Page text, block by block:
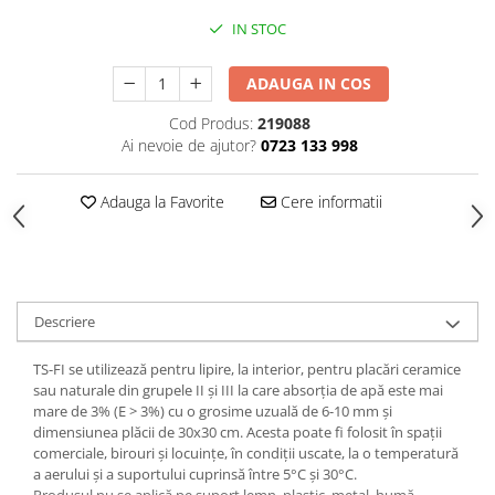
Oțel beton fasonat
Panouri termoizolante
Panouri și plase de gard
Plasă de gard sudată zincată
Plasă de gard împletită zincată
Plasă gard
Plasă împletită
Plasă de armare
Plasă din fibră de sticlă
IN STOC
ADAUGA IN COS
Cod Produs: 219088
Ai nevoie de ajutor? 0723 133 998
Adauga la Favorite Cere informatii
Descriere
TS-FI se utilizează pentru lipire, la interior, pentru placări ceramice
sau naturale din grupele II și III la care absorția de apă este mai
mare de 3% (E > 3%) cu o grosime uzuală de 6-10 mm și
dimensiunea plăcii de 30x30 cm. Acesta poate fi folosit în spații
comerciale, birouri și locuințe, în condiții uscate, la o temperatură
a aerului și a suportului cuprinsă între 5°C și 30°C.